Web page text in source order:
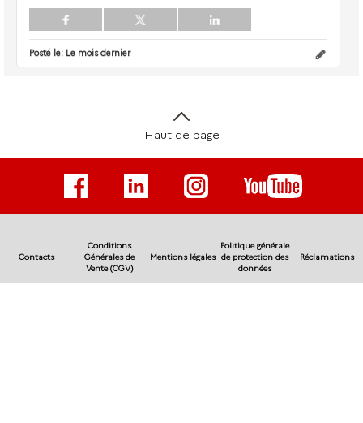
Posté le: Le mois dernier
Haut de page
Contacts
Conditions
Générales de
Vente (CGV)
Mentions légales
Politique générale
de protection des
données
Réclamations